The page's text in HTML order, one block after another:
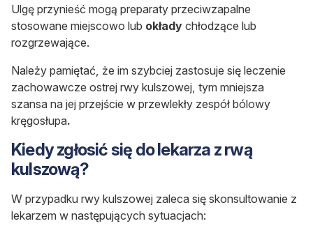
Ulgę przynieść mogą preparaty przeciwzapalne
stosowane miejscowo lub okłady chłodzące lub
rozgrzewające.
Należy pamiętać, że im szybciej zastosuje się leczenie
zachowawcze ostrej rwy kulszowej, tym mniejsza
szansa na jej przejście w przewlekły zespół bólowy
kręgosłupa.
Kiedy zgłosić się do lekarza z rwą
kulszową?
W przypadku rwy kulszowej zaleca się skonsultowanie z
lekarzem w następujących sytuacjach: